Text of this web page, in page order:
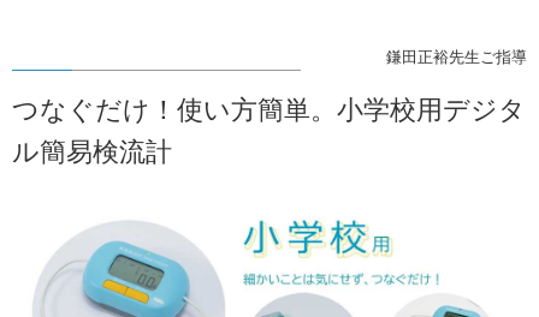
鎌田正裕先生ご指導
つなぐだけ！使い方簡単。小学校用デジタ
ル簡易検流計